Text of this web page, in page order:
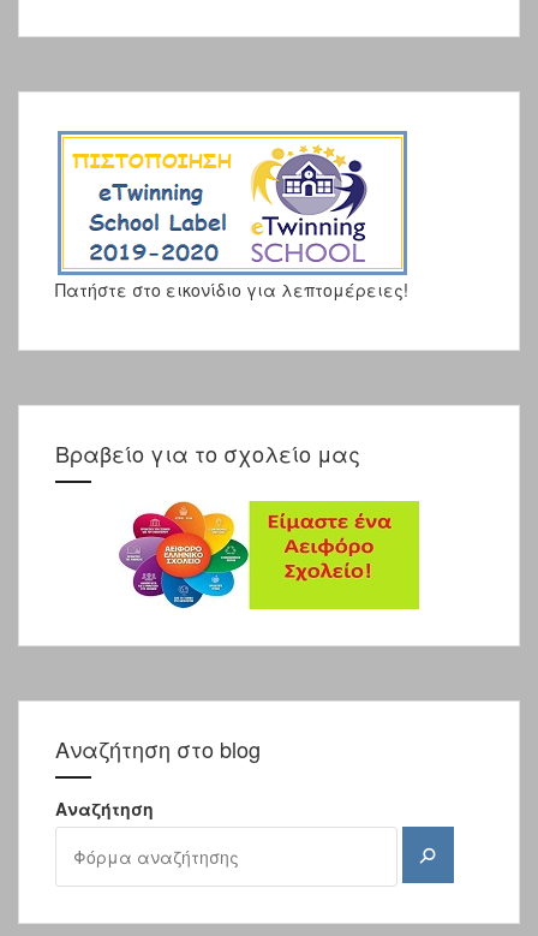
Πατήστε στο εικονίδιο για λεπτομέρειες!
Βραβείο για το σχολείο μας
Αναζήτηση στο blog
Αναζήτηση
Αναζήτηση